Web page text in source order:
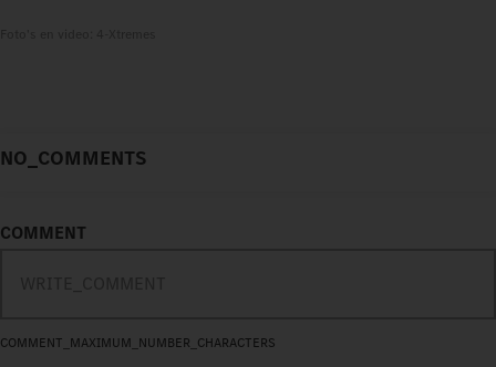
NO_COMMENTS
COMMENT
COMMENT_MAXIMUM_NUMBER_CHARACTERS